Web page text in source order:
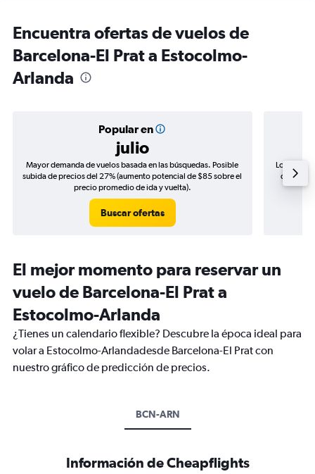
Encuentra ofertas de vuelos de
Barcelona-El Prat a Estocolmo-
Arlanda
Popular en
julio
Mayor demanda de vuelos basada en las búsquedas. Posible
subida de precios del 27% (aumento potencial de $85 sobre el
precio promedio de ida y vuelta).
Buscar ofertas
Los
de
El mejor momento para reservar un
vuelo de Barcelona-El Prat a
Estocolmo-Arlanda
¿Tienes un calendario flexible? Descubre la época ideal para
volar a Estocolmo-Arlandadesde Barcelona-El Prat con
nuestro gráfico de predicción de precios.
BCN-ARN
Información de Cheapflights